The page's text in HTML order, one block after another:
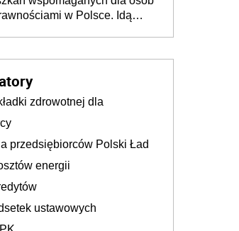
w Polsce. Idą
zdrowotnej dla
przedsiębiorców Polski Ład
energii
ustawowych